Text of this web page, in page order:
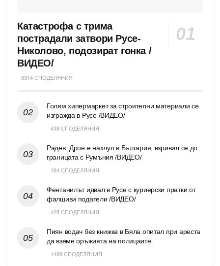
Катастрофа с трима
пострадали затвори Русе-
Николово, подозират гонка /
ВИДЕО/
3314 СПОДЕЛЯНИЯ
Голям хипермаркет за строителни материали се
изгражда в Русе /ВИДЕО/
438 СПОДЕЛЯНИЯ
Радев: Дрон е нахлул в България, взривил се до
границата с Румъния /ВИДЕО/
184 СПОДЕЛЯНИЯ
Фентанилът идвал в Русе с куриерски пратки от
фалшиви податели /ВИДЕО/
425 СПОДЕЛЯНИЯ
Пиян водач без книжка в Бяла опитал при ареста
да вземе оръжията на полицаите
1488 СПОДЕЛЯНИЯ